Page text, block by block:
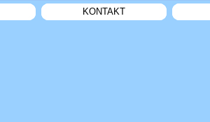
KONTAKT